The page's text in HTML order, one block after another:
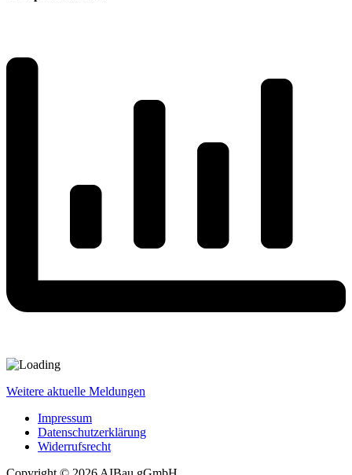
Weitere aktuelle Meldungen
Impressum
Datenschutzerklärung
Widerrufsrecht